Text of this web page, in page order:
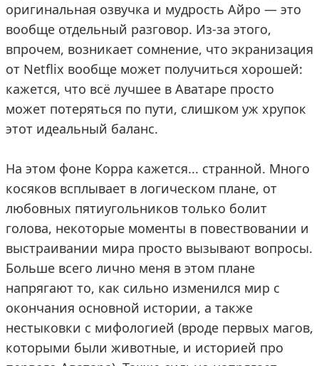
оригинальная озвучка и мудрость Айро — это
вообще отдельный разговор. Из-за этого,
впрочем, возникает сомнение, что экранизация
от Netflix вообще может получиться хорошей:
кажется, что всё лучшее в Аватаре просто
может потеряться по пути, слишком уж хрупок
этот идеальный баланс.
На этом фоне Корра кажется... странной. Много
косяков всплывает в логическом плане, от
любовных пятиугольников только болит
голова, некоторые моменты в повествовании и
выстраивании мира просто вызывают вопросы.
Больше всего лично меня в этом плане
напрягают то, как сильно изменился мир с
окончания основной истории, а также
нестыковки с мифологией (вроде первых магов,
которыми были животные, и историей про